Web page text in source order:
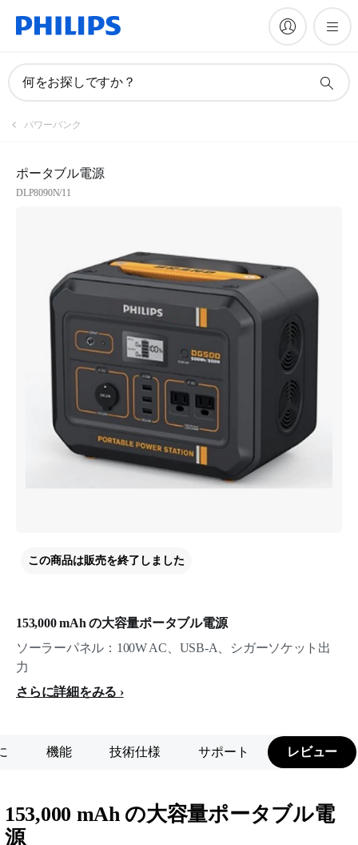
何をお探しですか？
パワーバンク
ポータブル電源
DLP8090N/11
153,000 mAh の大容量ポータブル電源
ソーラーパネル：100W AC、USB-A、シガーソケット出
力
さらに詳細をみる
この商品は販売を終了しました
機能 技術仕様 サポート レビュー
153,000 mAh の大容量ポータブル電
源